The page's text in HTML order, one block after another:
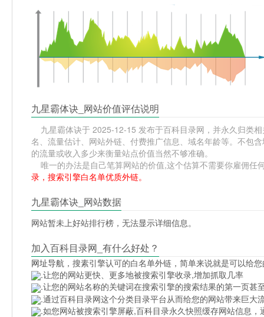
九星霸体诀_网站价值评估说明
九星霸体诀于 2025-12-15 发布于百科目录网，并永久归类
名、流量估计、网站外链、付费推广信息、域名年龄等。不包
的流量或收入多少来衡量站点价值当然不够准确。
唯一的办法是自己笔算网站的价值,这个估算不需要你雇佣任
录，搜索引擎白名单优质外链。
九星霸体诀_网站数据
网站暂未上好站排行榜，无法显示详细信息。
加入百科目录网_有什么好处？
网址导航 ，搜素引擎认可的白名单外链，简单来说就是可以给
.让您的网站更快、更多地被搜索引擎收录,增加抓取几率
.让您的网站名称的关键词在搜索引擎的搜索结果的第一页甚
.通过百科目录网这个分类目录平台从而给您的网站带来巨大
.如您网站被搜索引擎屏蔽,百科目录永久快照缓存网站信息